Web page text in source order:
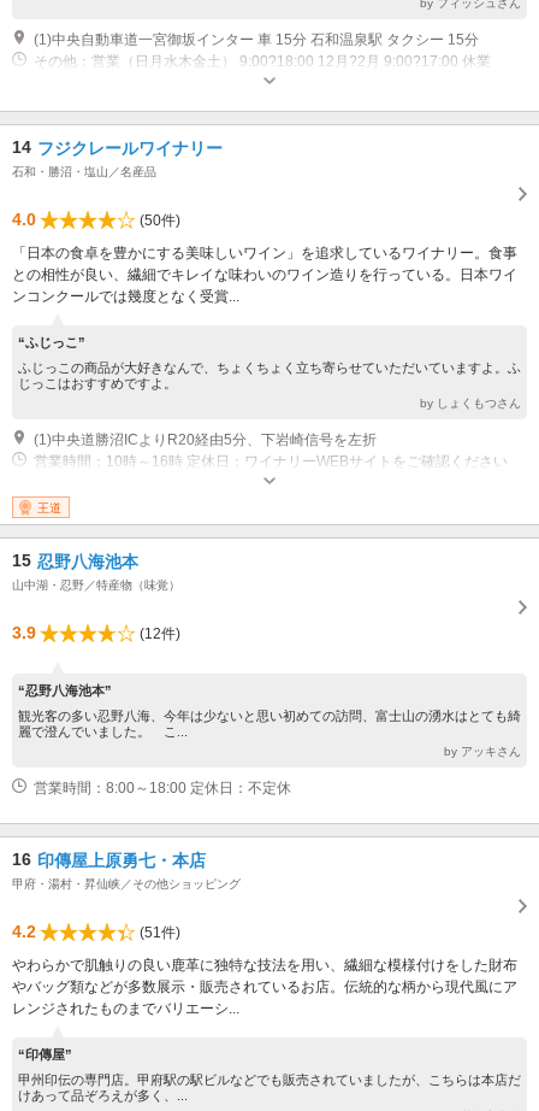
by フィッシュさん
(1)中央自動車道一宮御坂インター 車 15分 石和温泉駅 タクシー 15分
その他：営業（日月水木金土） 9:00?18:00 12月?2月 9:00?17:00 休業
14 フジクレールワイナリー
石和・勝沼・塩山／名産品
4.0
(50件)
「日本の食卓を豊かにする美味しいワイン」を追求しているワイナリー。食事
との相性が良い、繊細でキレイな味わいのワイン造りを行っている。日本ワイ
ンコンクールでは幾度となく受賞...
“ふじっこ”
ふじっこの商品が大好きなんで、ちょくちょく立ち寄らせていただいていますよ。ふ
じっこはおすすめですよ。
by しょくもつさん
(1)中央道勝沼ICよりR20経由5分、下岩崎信号を左折
営業時間：10時～16時 定休日：ワイナリーWEBサイトをご確認ください
王道
15 忍野八海池本
山中湖・忍野／特産物（味覚）
3.9 (12件)
“忍野八海池本”
観光客の多い忍野八海、今年は少ないと思い初めての訪問、富士山の湧水はとても綺
麗で澄んでいました。 こ...
by アッキさん
営業時間：8:00～18:00 定休日：不定休
16 印傳屋上原勇七・本店
甲府・湯村・昇仙峡／その他ショッピング
4.2
(51件)
やわらかで肌触りの良い鹿革に独特な技法を用い、繊細な模様付けをした財布
やバッグ類などが多数展示・販売されているお店。伝統的な柄から現代風にア
レンジされたものまでバリエーシ...
“印傳屋”
甲州印伝の専門店。甲府駅の駅ビルなどでも販売されていましたが、こちらは本店だ
けあって品ぞろえが多く、...